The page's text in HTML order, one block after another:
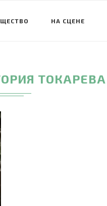
НА СЦЕНЕ
ТОКАРЕВА